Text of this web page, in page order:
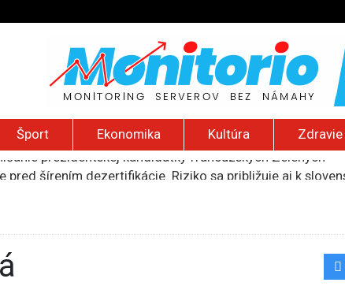
Šport Ekonomika Kultúra Zdravie
pred šírením dezertifikácie. Riziko sa približuje aj k
Sumatru, po sérii útokov zatvorili desiatky škôl